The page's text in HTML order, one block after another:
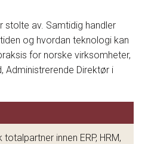
stolte av. Samtidig handler
og hvordan teknologi kan
for norske virksomheter,
Administrerende Direktør i
innen ERP, HRM,